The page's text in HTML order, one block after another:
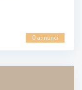
0 annunci